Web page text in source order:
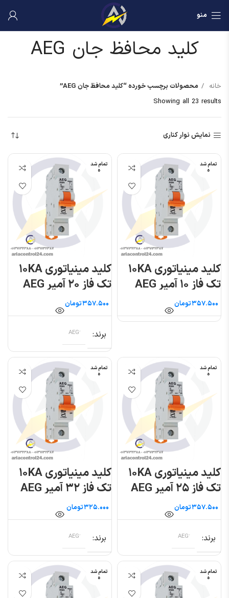
منو
کلید محافظ جان AEG
خانه
محصولات برچسب خورده “کلید محافظ جان AEG”
Showing all 23 results
نمایش نوار کناری
تمام شد
ه
کلید مینیاتوری ۱۰KA
تک فاز ۱۰ آمپر AEG
تومان
تمام شد
ه
کلید مینیاتوری ۱۰KA
تک فاز ۲۰ آمپر AEG
تومان
برند
تمام شد
ه
کلید مینیاتوری ۱۰KA
تک فاز ۲۵ آمپر AEG
تومان
برند
تمام شد
ه
کلید مینیاتوری ۱۰KA
تک فاز ۳۲ آمپر AEG
تومان
برند
تمام شد
ه
تمام شد
ه